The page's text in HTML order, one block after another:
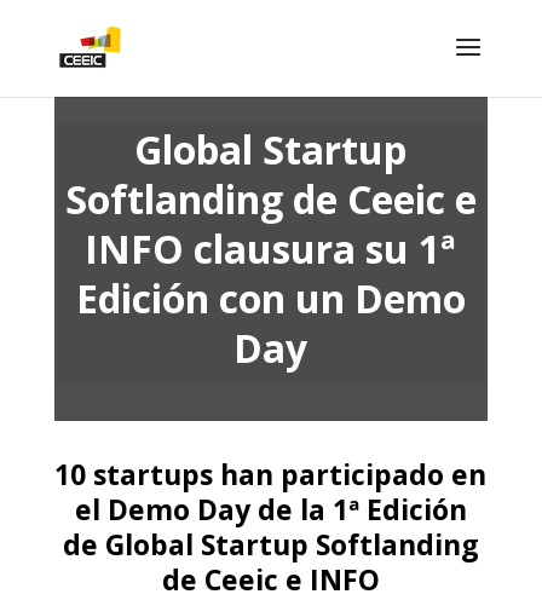
Global Startup
Softlanding de Ceeic e
INFO clausura su 1ª
Edición con un Demo
Day
10 startups han participado en
el Demo Day de la 1ª Edición
de Global Startup Softlanding
de Ceeic e INFO